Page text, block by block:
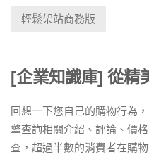
輕鬆架站商務版
[企業知識庫] 從精
回想一下您自己的購物行為
擎查詢相關介紹、評論、價
查，超過半數的消費者在購